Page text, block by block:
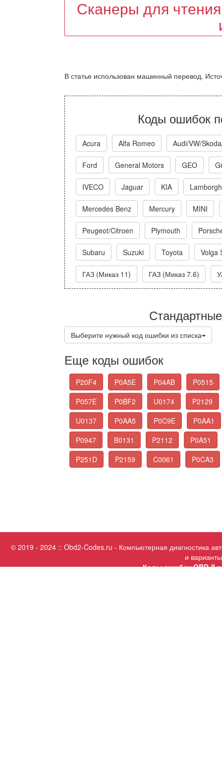
Сканеры для
В статье использован машинный перевод.
Коды ошибок
Acura Alfa Romeo Audi/VW/
Ford General Motors GEO
IVECO Jaguar KIA
Mercedes Benz Mercury MINI
Peugeot/Citroen Plymouth
Subaru Suzuki Toyota Volga
ГАЗ (Миказ 11) ГАЗ (Миказ 7.6)
Выберите нужный код ошибки из списка
Еще коды ошибок
P20F4 P0A5E P04AB
P0515
P057E
P0BF2 U0174
P2129
U0137
P0AA5 P0C9E
P0AA1
P0947
B0131 P2112
P0A51
P251D
P2159 C0061 P0CA3
© 2019 - 2024 :: Obd2-Codes.ru - Компьютерная диагностика
и
Коды ошибок OBD-II